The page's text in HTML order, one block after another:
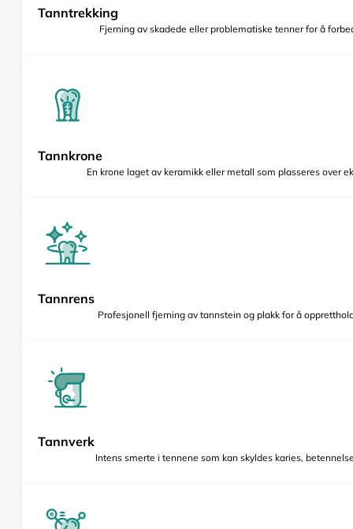
Tanntrekking
Fjerning av skadede eller problematiske tenner for å
Tannkrone
En krone laget av keramikk eller metall som plasseres over
Tannrens
Profesjonell fjerning av tannstein og plakk for å
Tannverk
Intens smerte i tennene som kan skyldes karies,